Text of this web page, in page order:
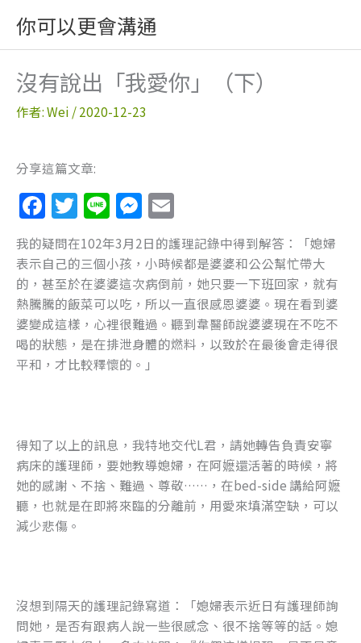
主
你可以更會溝通
沒有說出「我愛你」（下）
作者:Wei /2020-12-23
分享這篇文章:
F
a
c
e
b
o
o
T
w
itt
er
Li
n
e
M
e
ss
e
n
g
er
m
ai
l
我的疑問在102年3月2日的護理記錄中得到解答：「媳婦
表示自己的三個小孩，小時候都是婆婆和公公幫忙帶大
的，甚至於在婆婆這次病倒前，她只要一下班回家，就有
熱騰騰的飯菜可以吃，所以一直很感恩婆婆。現在看到婆
婆變成這樣，心裡很難過。聽到韋醫師說婆婆現在不吃不
喝的狀態，是在排泄身體的燃料，以致於在最後會走得很
平和，才比較釋懷的。」
得知了以上的訊息，我特地交代L君，請她轉告負責安寧
病床的護理師，要她教導媳婦，在阿嬷還活著的時候，將
她的感謝、不捨、難過、尊敬……，在bed-side 講給阿嬷
聽，也就是在即將來臨的分離前，用愛來填滿空缺，可以
減少悲傷。
沒想到隔天的護理記錄寫道：「媳婦表示近日有護理師詢
問她，是否有跟病人說一些很感念、很不捨等等的話。媳